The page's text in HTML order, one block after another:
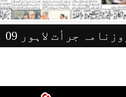
جرأت لاہور 08مئی 2026